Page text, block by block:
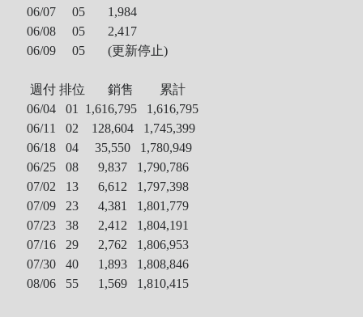
06/07 05 1,984
06/08 05 2,417
06/09 05 (更新停止)
週付 排位 銷售 累計
06/04 01 1,616,795 1,616,795
06/11 02 128,604 1,745,399
06/18 0435,550 1,780,949
06/25 089,837 1,790,786
07/02 13 6,612 1,797,398
07/09 23 4,381 1,801,779
07/23 38 2,412 1,804,191
07/16 29 2,762 1,806,953
07/30 40 1,893 1,808,846
08/06 55 1,569 1,810,415